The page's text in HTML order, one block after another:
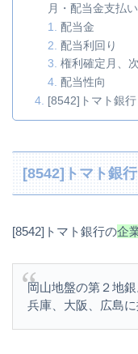
月・配当金支払い
配当金
配当利回り
権利確定月、
配当性向
[8542]トマト銀
[8542]トマト銀
[8542]トマト銀行の企
岡山地盤の第２地
兵庫、大阪、広島に